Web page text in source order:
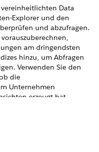
Data
Explorer und den
und abzufragen.
am dringendsten
hinzu, um Abfragen
Verwenden Sie den
die
Unternehmen
erzeugt hat.